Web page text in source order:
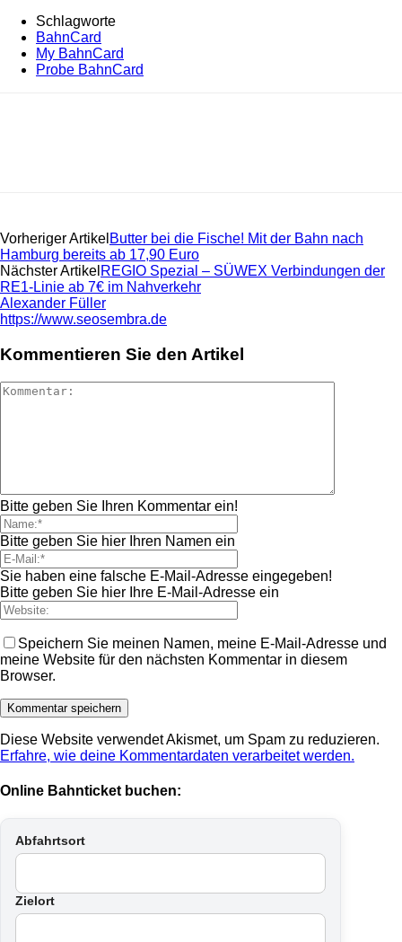
Schlagworte
BahnCard
My BahnCard
Probe BahnCard
Vorheriger Artikel Butter bei die Fische! Mit der Bahn nach
Hamburg bereits ab 17,90 Euro
Nächster Artikel REGIO Spezial – SÜWEX Verbindungen der
RE1-Linie ab 7€ im Nahverkehr
Alexander Füller
https://www.seosembra.de
Kommentieren Sie den Artikel
Bitte geben Sie Ihren Kommentar ein!
Bitte geben Sie hier Ihren Namen ein
Sie haben eine falsche E-Mail-Adresse eingegeben!
Bitte geben Sie hier Ihre E-Mail-Adresse ein
Speichern Sie meinen Namen, meine E-Mail-Adresse und
meine Website für den nächsten Kommentar in diesem
Browser.
Diese Website verwendet Akismet, um Spam zu reduzieren.
Erfahre, wie deine Kommentardaten verarbeitet werden.
Online Bahnticket buchen:
Abfahrtsort
Zielort